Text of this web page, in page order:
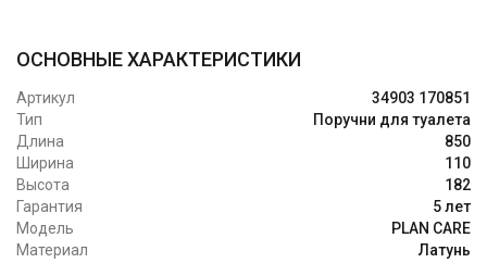
ОСНОВНЫЕ ХАРАКТЕРИСТИКИ
Артикул
34903 170851
Тип
Поручни для туалета
Длина
850
Ширина
110
Высота
182
Гарантия
5 лет
Модель
PLAN CARE
Материал
Латунь